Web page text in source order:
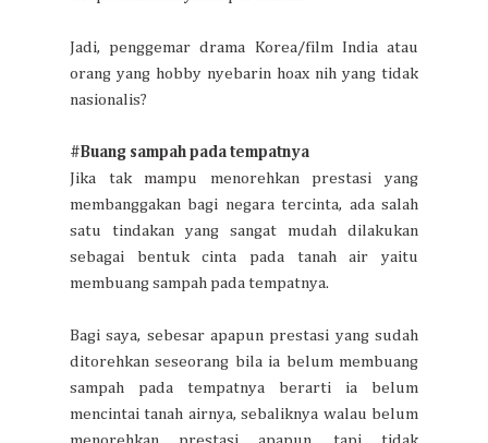
Jadi, penggemar drama Korea/film India atau
orang yang hobby nyebarin hoax nih yang tidak
nasionalis?
#Buang sampah pada tempatnya
Jika tak mampu menorehkan prestasi yang
membanggakan bagi negara tercinta, ada salah
satu tindakan yang sangat mudah dilakukan
sebagai bentuk cinta pada tanah air yaitu
membuang sampah pada tempatnya.
Bagi saya, sebesar apapun prestasi yang sudah
ditorehkan seseorang bila ia belum membuang
sampah pada tempatnya berarti ia belum
mencintai tanah airnya, sebaliknya walau belum